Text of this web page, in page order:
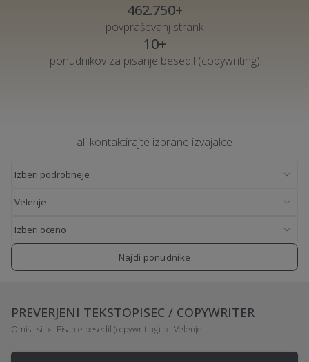
462.750+
povpraševanj strank
10+
ponudnikov za pisanje besedil (copywriting)
ali kontaktirajte izbrane izvajalce
Najdi ponudnike
PREVERJENI TEKSTOPISEC / COPYWRITER
Omisli.si Pisanje besedil (copywriting) Velenje